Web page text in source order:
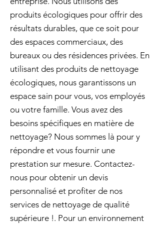
produits écologiques pour offrir des
résultats durables, que ce soit pour
des espaces commerciaux, des
bureaux ou des résidences privées. En
utilisant des produits de nettoyage
écologiques, nous garantissons un
espace sain pour vous, vos employés
ou votre famille. Vous avez des
besoins spécifiques en matière de
nettoyage? Nous sommes là pour y
répondre et vous fournir une
prestation sur mesure. Contactez-
nous pour obtenir un devis
personnalisé et profiter de nos
services de nettoyage de qualité
supérieure !. Pour un environnement